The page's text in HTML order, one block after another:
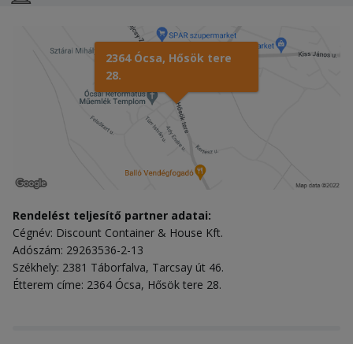
2364 Ócsa, Hősök tere
28.
Rendelést teljesítő partner adatai:
Cégnév: Discount Container & House Kft.
Adószám: 29263536-2-13
Székhely: 2381 Táborfalva, Tarcsay út 46.
Étterem címe: 2364 Ócsa, Hősök tere 28.